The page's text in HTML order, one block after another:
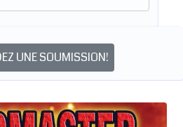
UNE SOUMISSION!